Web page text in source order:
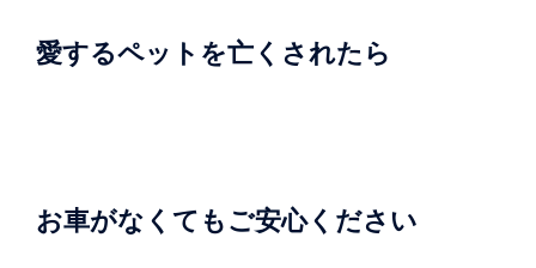
愛するペットを亡くされたら
お車がなくてもご安心ください